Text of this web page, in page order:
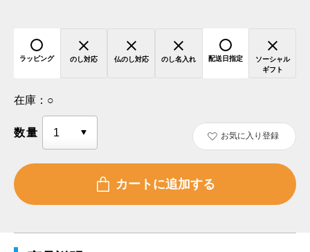
ラッピング のし対応 仏のし対応 のし名入れ 配送日指定
ソーシャル
ギフト
在庫： ○
数量 お気に入り登録